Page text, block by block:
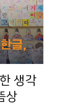
생각
상